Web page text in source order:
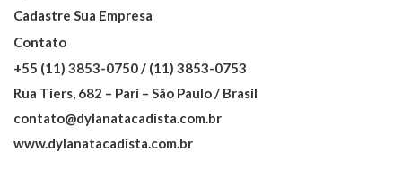
Cadastre Sua Empresa
Contato
+55 (11) 3853-0750 / (11) 3853-0753
Rua Tiers, 682 – Pari – São Paulo / Brasil
contato@dylanatacadista.com.br
www.dylanatacadista.com.br